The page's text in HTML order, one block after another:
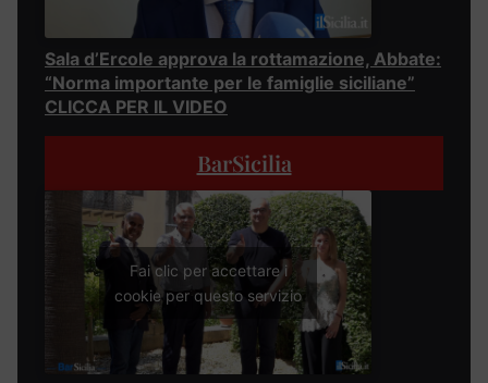
Sala d’Ercole approva la rottamazione, Abbate:
“Norma importante per le famiglie siciliane”
CLICCA PER IL VIDEO
BarSicilia
Fai clic per accettare i
cookie per questo servizio